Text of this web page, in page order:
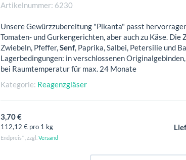
Artikelnummer: 6230
Unsere Gewürzzubereitung "Pikanta" passt
Tomaten- und Gurkengerichten, aber auch zu Käse. Die
Zwiebeln, Pfeffer,Senf, Paprika, Salbei, Petersilie und
Lagerbedingungen: in verschlossenen
bei Raumtemperatur für max. 24 Monate
Kategorie: Reagenzgläser
3,70 €
112,12 € pro 1 kg
Endpreis* , zzgl. Versand